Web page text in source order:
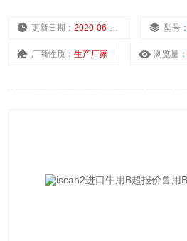
更新日期：2020-06-18 型号
厂商性质：生产厂家 浏览量